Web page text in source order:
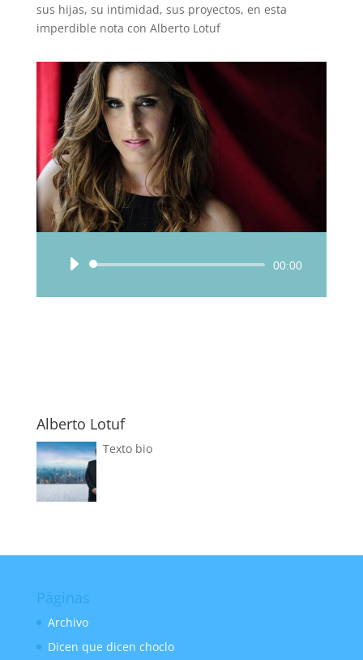
sus hijas, su intimidad, sus proyectos, en esta
imperdible nota con Alberto Lotuf
Reproductor
audio
00:00
Alberto Lotuf
Texto bio
Páginas
Archivo
Dicen que dicen choclo